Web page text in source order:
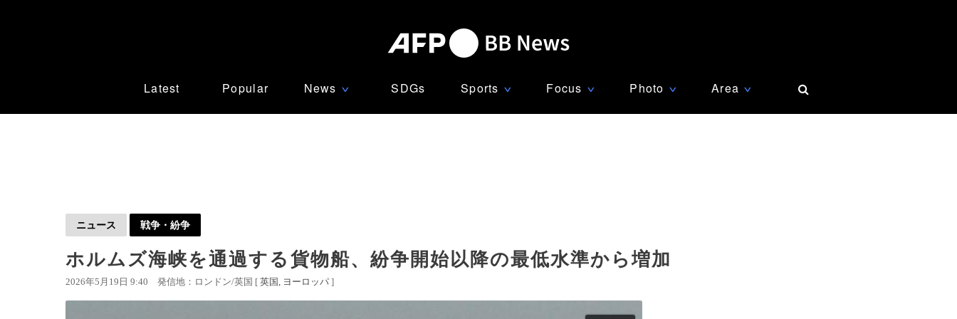
Latest Popular News ∨ SDGs Sports ∨ Focus ∨ Photo ∨ Area ∨
ニュース 戦争・紛争
ホルムズ海峡を通過する貨物船、紛争開始以降の最低水準から増加
2026年5月19日 9:40 発信地：ロンドン/英国 [ 英国 ヨーロッパ ]